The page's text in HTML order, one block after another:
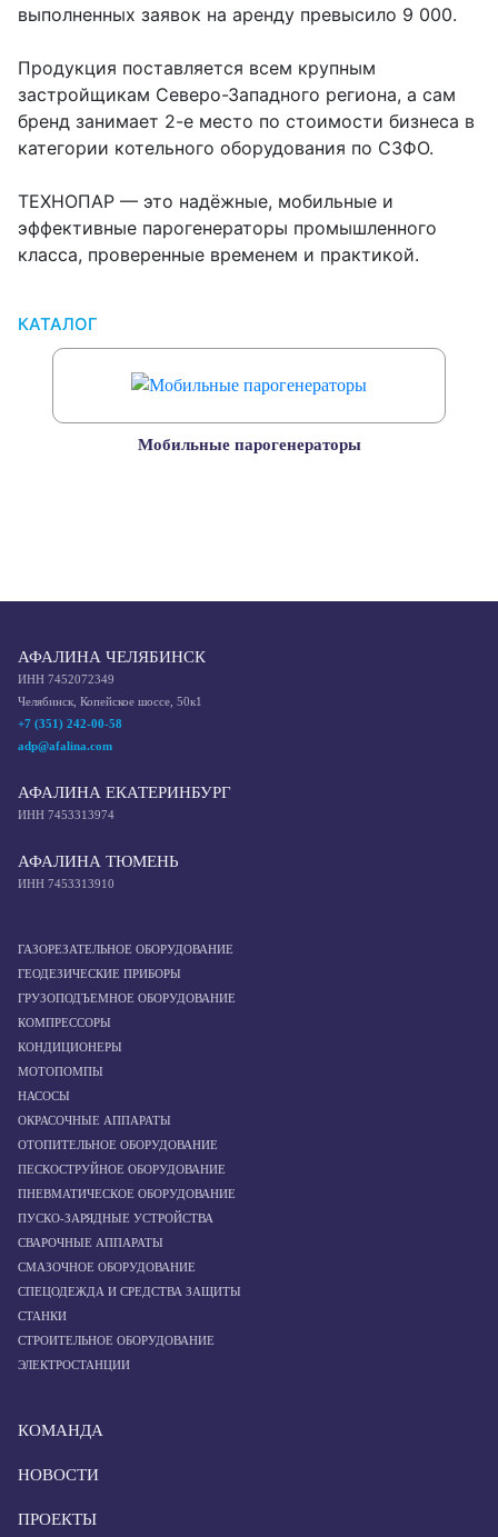
выполненных заявок на аренду превысило 9 000.
Продукция поставляется всем крупным
застройщикам Северо-Западного региона, а сам
бренд занимает 2-е место по стоимости бизнеса в
категории котельного оборудования по СЗФО.
ТЕХНОПАР — это надёжные, мобильные и
эффективные парогенераторы промышленного
класса, проверенные временем и практикой.
КАТАЛОГ
Мобильные парогенераторы
АФАЛИНА ЧЕЛЯБИНСК
ИНН 7452072349
Челябинск, Копейское шоссе, 50к1
+7 (351) 242-00-58
adp@afalina.com
АФАЛИНА ЕКАТЕРИНБУРГ
ИНН 7453313974
АФАЛИНА ТЮМЕНЬ
ИНН 7453313910
ГАЗОРЕЗАТЕЛЬНОЕ ОБОРУДОВАНИЕ
ГЕОДЕЗИЧЕСКИЕ ПРИБОРЫ
ГРУЗОПОДЪЕМНОЕ ОБОРУДОВАНИЕ
КОМПРЕССОРЫ
КОНДИЦИОНЕРЫ
МОТОПОМПЫ
НАСОСЫ
ОКРАСОЧНЫЕ АППАРАТЫ
ОТОПИТЕЛЬНОЕ ОБОРУДОВАНИЕ
ПЕСКОСТРУЙНОЕ ОБОРУДОВАНИЕ
ПНЕВМАТИЧЕСКОЕ ОБОРУДОВАНИЕ
ПУСКО-ЗАРЯДНЫЕ УСТРОЙСТВА
СВАРОЧНЫЕ АППАРАТЫ
СМАЗОЧНОЕ ОБОРУДОВАНИЕ
СПЕЦОДЕЖДА И СРЕДСТВА ЗАЩИТЫ
СТАНКИ
СТРОИТЕЛЬНОЕ ОБОРУДОВАНИЕ
ЭЛЕКТРОСТАНЦИИ
КОМАНДА
НОВОСТИ
ПРОЕКТЫ